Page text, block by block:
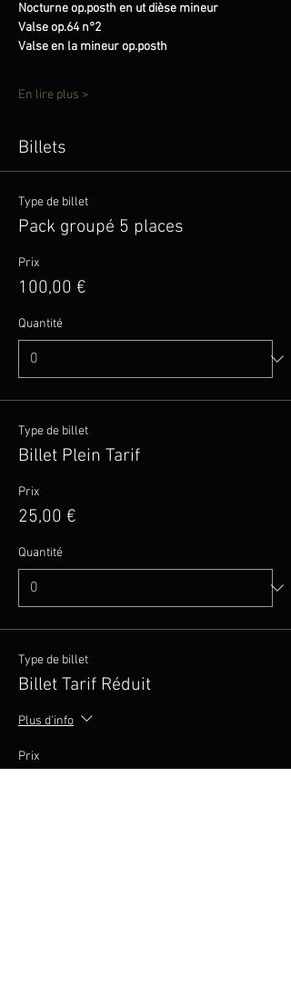
Nocturne op.posth en ut dièse mineur
Valse op.64 n°2
Valse en la mineur op.posth
En lire plus >
Billets
Type de billet
Pack groupé 5 places
Prix
100,00 €
Quantité
Type de billet
Billet Plein Tarif
Prix
25,00 €
Quantité
Type de billet
Billet Tarif Réduit
Plus d'info
Prix